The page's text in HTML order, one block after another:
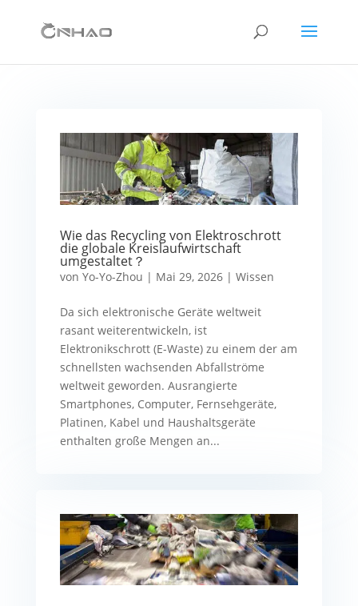
Wie das Recycling von Elektroschrott
die globale Kreislaufwirtschaft
umgestaltet？
von Yo-Yo-Zhou | Mai 29, 2026| Wissen
Da sich elektronische Geräte weltweit
rasant weiterentwickeln, ist
Elektronikschrott (E-Waste) zu einem der am
schnellsten wachsenden Abfallströme
weltweit geworden. Ausrangierte
Smartphones, Computer, Fernsehgeräte,
Platinen, Kabel und Haushaltsgeräte
enthalten große Mengen an...